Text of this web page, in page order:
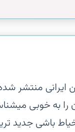
منتشر
را به خوبی
باشی جدید